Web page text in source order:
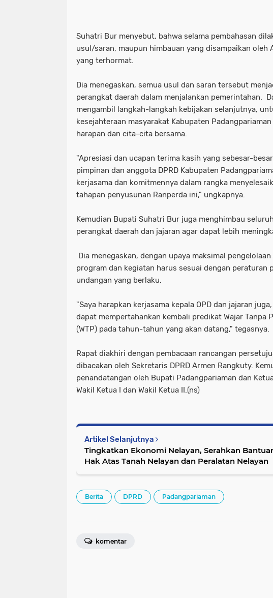
Suhatri Bur menyebut, bahwa selama pembahasan
usul/saran, maupun himbauan yang disampaikan oleh
yang terhormat.
Dia menegaskan, semua usul dan saran tersebut
perangkat daerah dalam menjalankan pemerintahan.
mengambil langkah-langkah kebijakan selanjutnya,
kesejahteraan masyarakat Kabupaten
harapan dan cita-cita bersama.
"Apresiasi dan ucapan terima kasih yang sebesar-
pimpinan dan anggota DPRD Kabupaten
kerjasama dan komitmennya dalam rangka
tahapan penyusunan Ranperda ini," ungkapnya.
Kemudian Bupati Suhatri Bur juga menghimbau
perangkat daerah dan jajaran agar dapat lebih
Dia menegaskan, dengan upaya maksimal
program dan kegiatan harus sesuai dengan peraturan
undangan yang berlaku.
"Saya harapkan kerjasama kepala OPD dan jajaran
dapat mempertahankan kembali predikat Wajar Tanpa
(WTP) pada tahun-tahun yang akan datang," tegasnya.
Rapat diakhiri dengan pembacaan rancangan
dibacakan oleh Sekretaris DPRD Armen Rangkuty.
penandatangan oleh Bupati Padangpariaman dan
Wakil Ketua I dan Wakil Ketua II.(ns)
Artikel Selanjutnya
Tingkatkan Ekonomi Nelayan, Serahkan
Hak Atas Tanah Nelayan dan Peralatan Nelayan
Berita DPRD Padangpariaman
komentar